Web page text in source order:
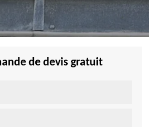
de devis gratuit